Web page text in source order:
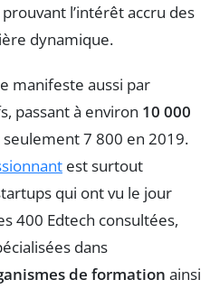
l’intérêt accru des
dynamique.
manifeste aussi par
passant à environ 10 000
7 800 en 2019.
est surtout
qui ont vu le jour
400 Edtech consultées,
dans
de formation ainsi